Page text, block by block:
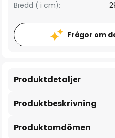
Bredd ( i cm):
Frågor om
Produktbeskrivning
Produktdetaljer
Produktomdömen